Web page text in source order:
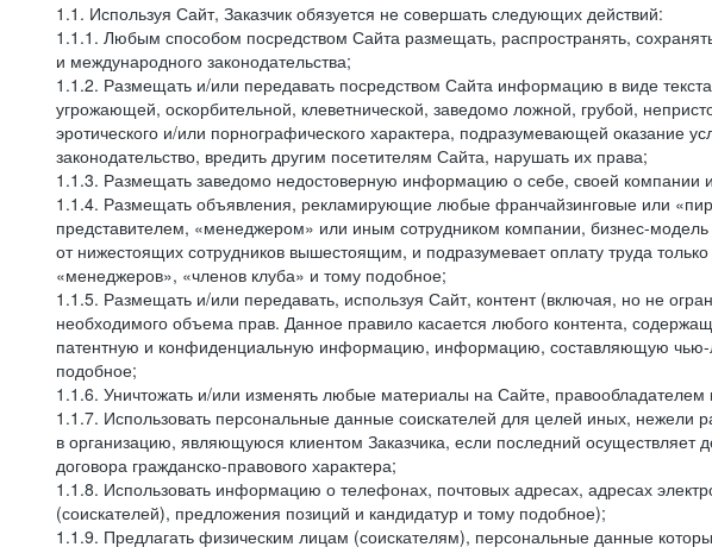
1.1. Используя Сайт, Заказчик обязуется не совершать следующих действий:
1.1.1. Любым способом посредством Сайта размещать, распространять,
и международного законодательства;
1.1.2. Размещать и/или передавать посредством Сайта информацию в виде
угрожающей, оскорбительной, клеветнической, заведомо ложной, грубой,
эротического и/или порнографического характера, подразумевающей оказание
законодательство, вредить другим посетителям Сайта, нарушать их права;
1.1.3. Размещать заведомо недостоверную информацию о себе, своей компании
1.1.4. Размещать объявления, рекламирующие любые франчайзинговые или
представителем, «менеджером» или иным сотрудником компании, бизнес-
от нижестоящих сотрудников вышестоящим, и подразумевает оплату труда
«менеджеров», «членов клуба» и тому подобное;
1.1.5. Размещать и/или передавать, используя Сайт, контент (включая, но не
необходимого объема прав. Данное правило касается любого контента,
патентную и конфиденциальную информацию, информацию, составляющую чью-
подобное;
1.1.6. Уничтожать и/или изменять любые материалы на Сайте, правообладателем
1.1.7. Использовать персональные данные соискателей для целей иных, нежели
в организацию, являющуюся клиентом Заказчика, если последний осуществляет
договора гражданско-правового характера;
1.1.8. Использовать информацию о телефонах, почтовых адресах, адресах
(соискателей), предложения позиций и кандидатур и тому подобное);
1.1.9. Предлагать физическим лицам (соискателям), персональные данные